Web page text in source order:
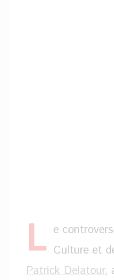
L e
Culture et
Patrick Delatour,